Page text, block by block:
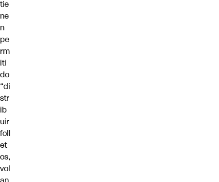
tie
ne
n
pe
rm
iti
do
“di
str
ib
uir
foll
et
os,
vol